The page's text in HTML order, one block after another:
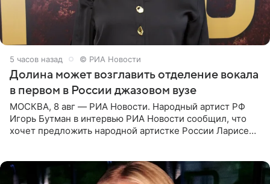
5 часов назад © РИА Новости
Долина может возглавить отделение вокала
в первом в России джазовом вузе
МОСКВА, 8 авг — РИА Новости. Народный артист РФ
Игорь Бутман в интервью РИА Новости сообщил, что
хочет предложить народной артистке России Ларисе